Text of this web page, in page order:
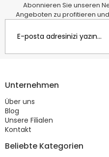
Abonnieren Sie unseren
Angeboten zu profitieren
Unternehmen
Über uns
Blog
Unsere Filialen
Kontakt
Beliebte Kategorien